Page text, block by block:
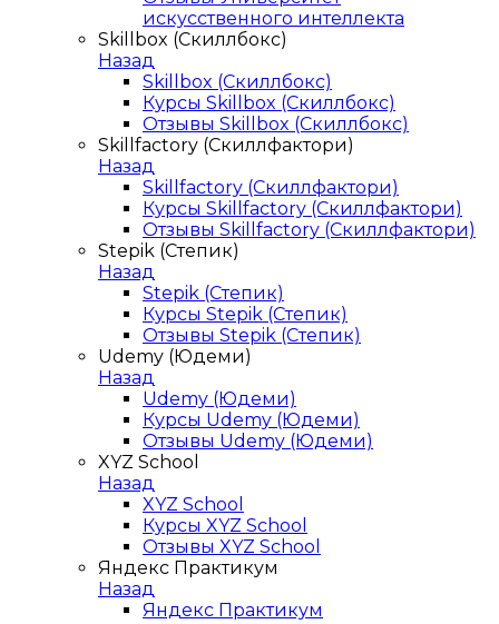
искусственного интеллекта
Skillbox (Скиллбокс)
Назад
Skillbox (Скиллбокс)
Курсы Skillbox (Скиллбокс)
Отзывы Skillbox (Скиллбокс)
Skillfactory (Скиллфактори)
Назад
Skillfactory (Скиллфактори)
Курсы Skillfactory (Скиллфактори)
Отзывы Skillfactory (Скиллфактори)
Stepik (Степик)
Назад
Stepik (Степик)
Курсы Stepik (Степик)
Отзывы Stepik (Степик)
Udemy (Юдеми)
Назад
Udemy (Юдеми)
Курсы Udemy (Юдеми)
Отзывы Udemy (Юдеми)
XYZ School
Назад
XYZ School
Курсы XYZ School
Отзывы XYZ School
Яндекс Практикум
Назад
Яндекс Практикум